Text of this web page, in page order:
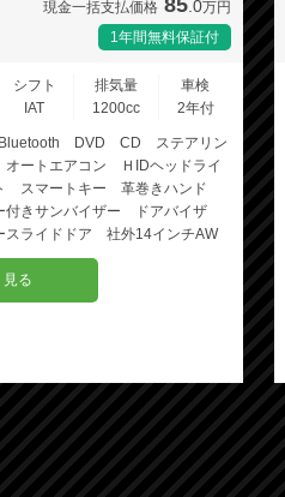
現金一括支払価格 85.0万円
1年間無料保証付
シフト
IAT
排気量
1200cc
車検
2年付
DVD CD ステアリン
トエアコン ＨIDヘッドライ
スマートキー 革巻きハンド
きサンバイザー ドアバイザ
ライドドア 社外14インチAW
見る